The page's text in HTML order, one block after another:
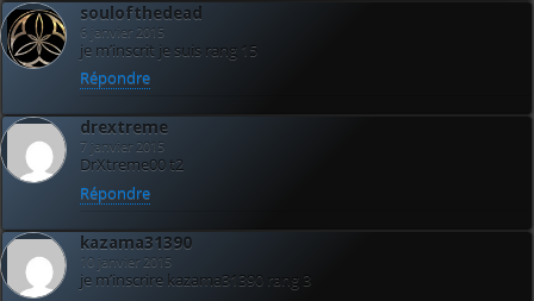
soulofthedead
6 janvier 2015
je m’inscrit je suis rang 15
Répondre
drextreme
7 janvier 2015
DrXtreme00 t2
Répondre
kazama31390
10 janvier 2015
je m’inscrire kazama31390 rang 3